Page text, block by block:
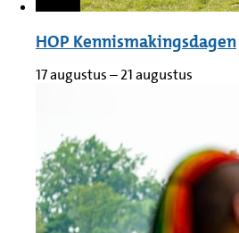
HOP Kennismakingsdagen
17 augustus–21 augustus